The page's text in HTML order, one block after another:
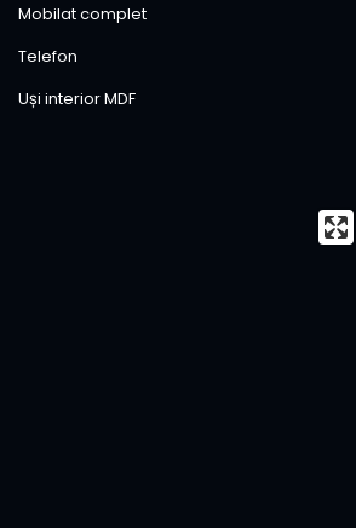
Mobilat complet
Telefon
Uși interior MDF